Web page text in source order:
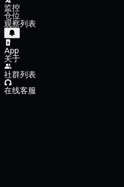
监控
仓位
观察列表
App
关于
社群列表
在线客服